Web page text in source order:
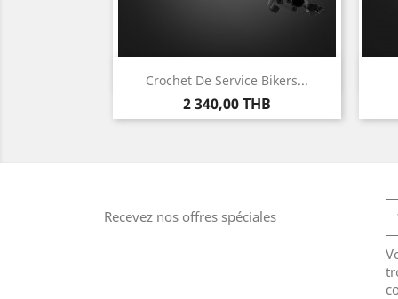
Crochet De Service Bikers...
Prix
2 340,00 THB
Aperçu rapide
Recevez nos offres spéciales